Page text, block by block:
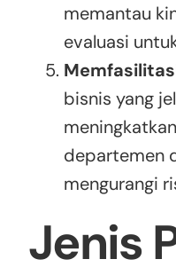
memantau
evaluasi
bisnis yang
departemen
mengurangi
Jenis